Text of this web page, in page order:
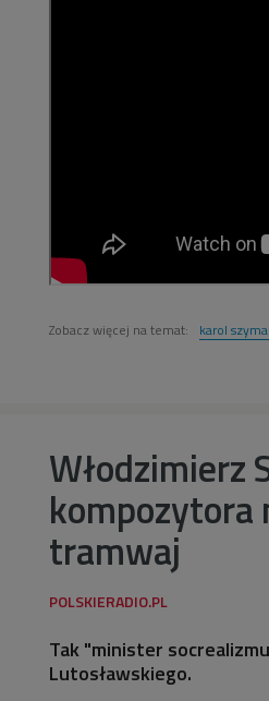
Zobacz więcej na temat: karol
Włodzimierz
kompozytora
tramwaj
Tak "minister
Lutosławskiego.